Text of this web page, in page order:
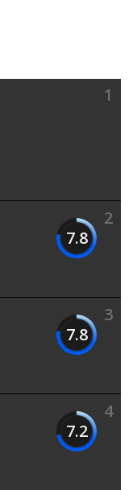
1
2
7.8
3
7.8
4
7.2